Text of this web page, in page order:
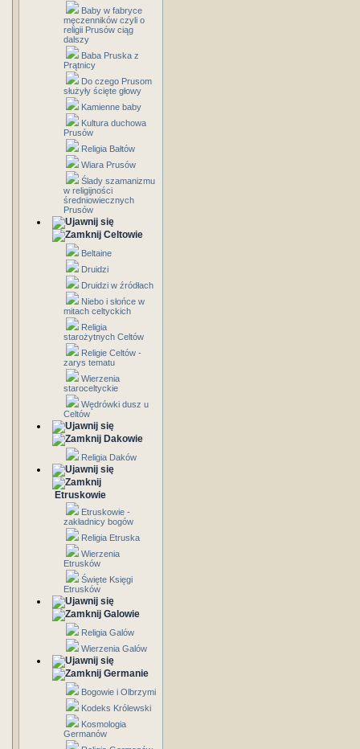
Baby w fabryce
męczenników czyli o
religii Prusów ciąg
dalszy
Baba Pruska z
Prątnicy
Do czego Prusom
służyły ścięte głowy
Kamienne baby
Kultura duchowa
Prusów
Religia Bałtów
Wiara Prusów
Ślady szamanizmu
w religijności
średniowiecznych
Prusów
Celtowie
Beltaine
Druidzi
Druidzi w źródłach
Niebo i słońce w
mitach celtyckich
Religia
starożytnych Celtów
Religie Celtów -
zarys tematu
Wierzenia
staroceltyckie
Wędrówki dusz u
Celtów
Dakowie
Religia Daków
Etruskowie
Etruskowie -
zakładnicy bogów
Religia Etruska
Wierzenia
Etrusków
Święte Księgi
Etrusków
Galowie
Religia Galów
Wierzenia Galów
Germanie
Bogowie i Olbrzymi
Kodeks Królewski
Kosmologia
Germanów